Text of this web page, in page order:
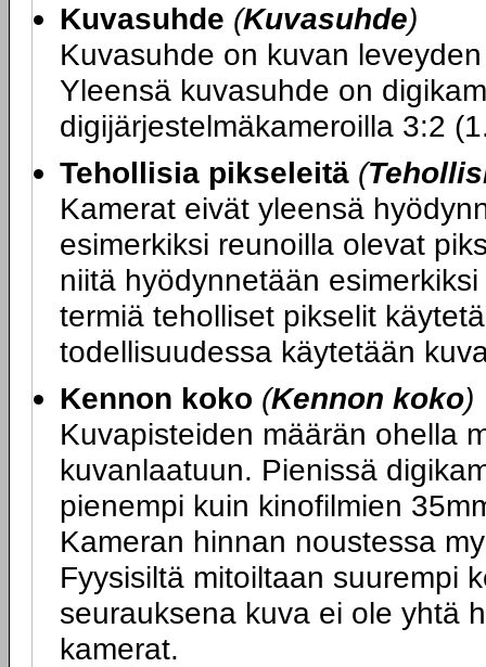
Kuvasuhde (Kuvasuhde)
Kuvasuhde on kuvan
Yleensä kuvasuhde on
digijärjestelmäkameroilla 3:2
Tehollisia pikseleitä (
Kamerat eivät yleensä
esimerkiksi reunoilla olevat
niitä hyödynnetään
termiä teholliset pikselit
todellisuudessa käytetään
Kennon koko (Kennon koko)
Kuvapisteiden määrän ohella
kuvanlaatuun. Pienissä
pienempi kuin kinofilmien
Kameran hinnan noustessa
Fyysisiltä mitoiltaan suurempi
seurauksena kuva ei ole yhtä
kamerat.